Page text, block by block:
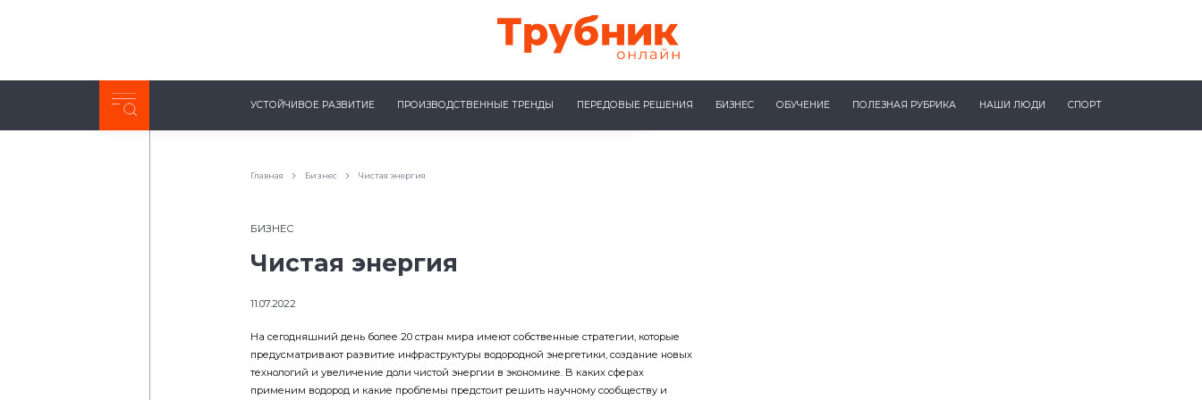
Неделя с ТМК. Выпуск №27 (225)
УСТОЙЧИВОЕ РАЗВИТИЕ ПРОИЗВОДСТВЕННЫЕ ТРЕНДЫ ПЕРЕДОВЫЕ РЕШЕНИЯ БИЗНЕС ОБУЧЕНИЕ ПОЛЕЗНАЯ РУБРИКА НАШИ ЛЮДИ СПОРТ
Главная Бизнес Чистая энергия
БИЗНЕС
Чистая энергия
11.07.2022
На сегодняшний день более 20 стран мира имеют собственные стратегии, которые
предусматривают развитие инфраструктуры водородной энергетики, создание новых
технологий и увеличение доли чистой энергии в экономике. В каких сферах
применим водород и какие проблемы предстоит решить научному сообществу и